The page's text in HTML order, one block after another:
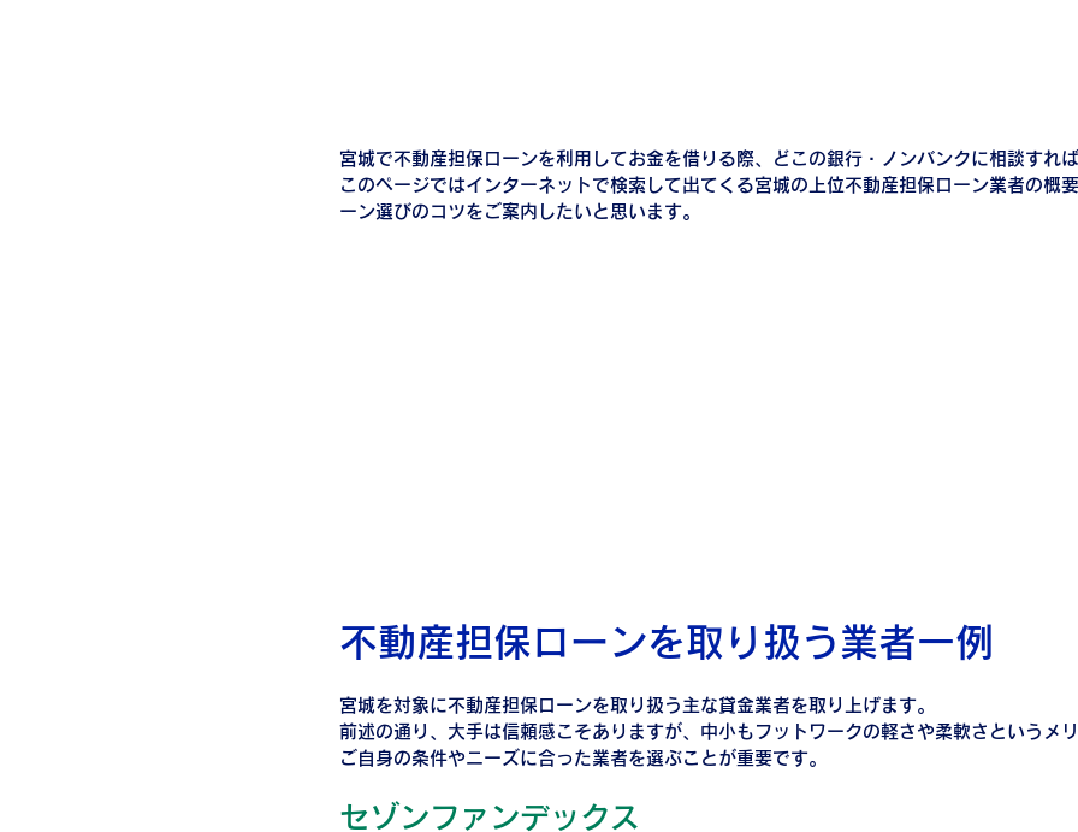
宮城で不動産担保ローンを利用してお金を借りる際、どこの銀行・ノンバンクに相談すれ
このページではインターネットで検索して出てくる宮城の上位不動産担保ローン業者の概
ーン選びのコツをご案内したいと思います。
不動産担保ローンを取り扱う業者一例
宮城を対象に不動産担保ローンを取り扱う主な貸金業者を取り上げます。
前述の通り、大手は信頼感こそありますが、中小もフットワークの軽さや柔軟さというメ
ご自身の条件やニーズに合った業者を選ぶことが重要です。
セゾンファンデックス